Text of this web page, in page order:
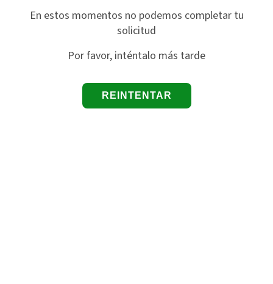
En estos momentos no podemos completar tu
solicitud
Por favor, inténtalo más tarde
REINTENTAR